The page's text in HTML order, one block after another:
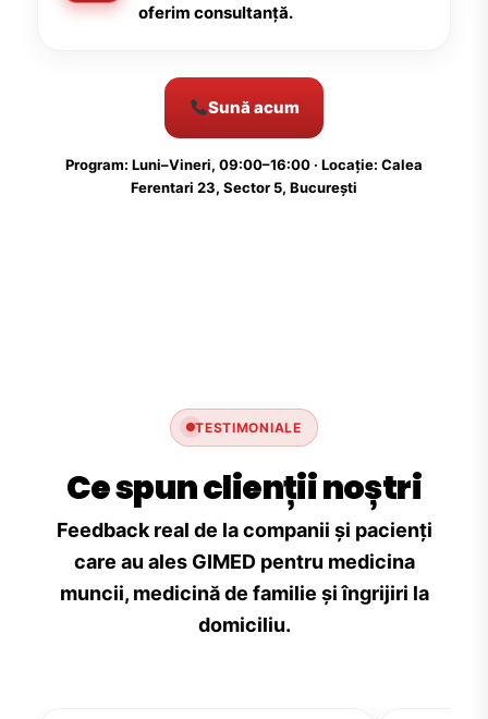
oferim consultanță.
Sună acum
Program: Luni–Vineri, 09:00–16:00 · Locație: Calea
Ferentari 23, Sector 5, București
TESTIMONIALE
Ce spun clienții noștri
Feedback real de la companii și pacienți
care au ales GIMED pentru medicina
muncii, medicină de familie și îngrijiri la
domiciliu.